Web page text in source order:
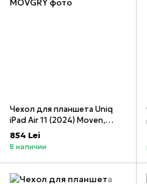
Чехол для планшета Uniq
iPad Air 11 (2024) Moven,
Угольно-серый
854 Lei
В наличии